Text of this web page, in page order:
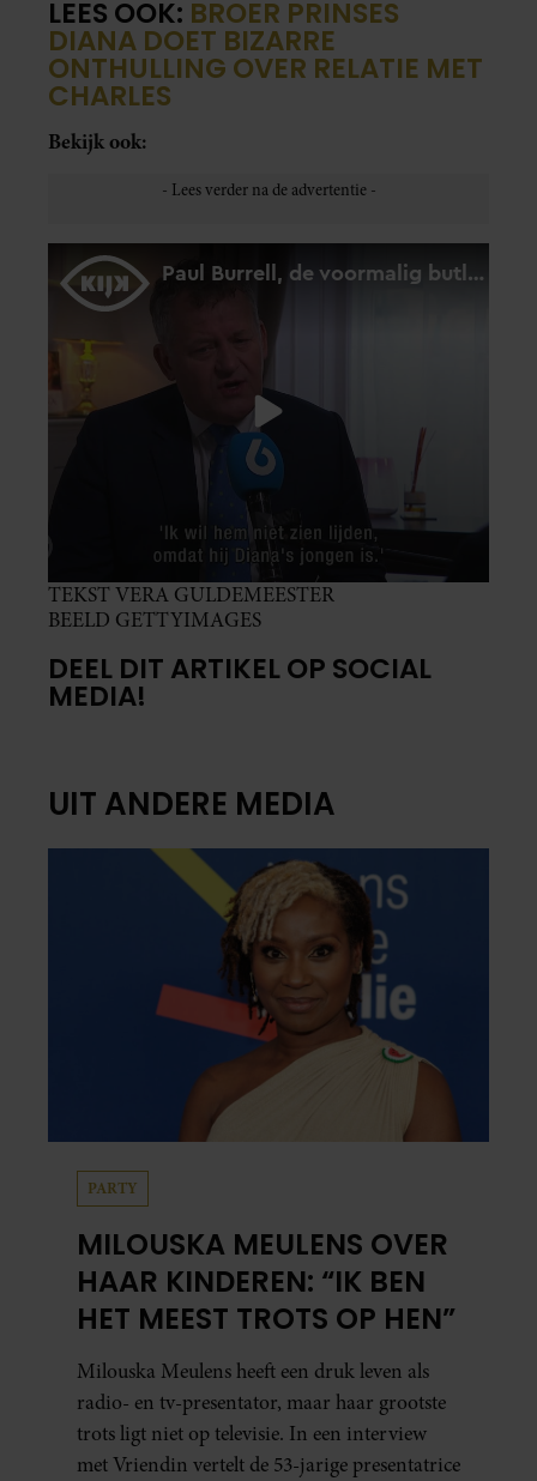
LEES OOK: BROER PRINSES
DIANA DOET BIZARRE
ONTHULLING OVER RELATIE MET
CHARLES
Bekijk ook:
TEKST VERA GULDEMEESTER
BEELD GETTYIMAGES
DEEL DIT ARTIKEL OP SOCIAL
MEDIA!
UIT ANDERE MEDIA
PARTY
MILOUSKA MEULENS OVER
HAAR KINDEREN: “IK BEN
HET MEEST TROTS OP HEN”
Milouska Meulens heeft een druk leven als
radio- en tv-presentator, maar haar grootste
trots ligt niet op televisie. In een interview
met Vriendin vertelt de 53-jarige presentatrice